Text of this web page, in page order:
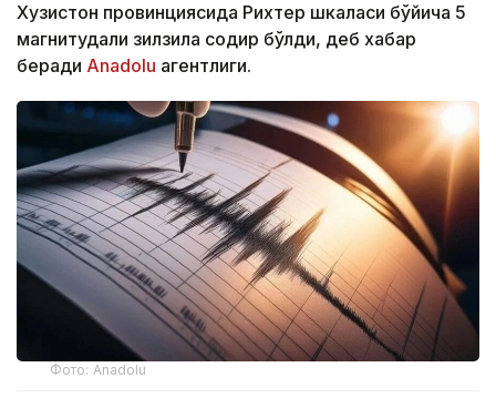
Хузистон провинциясида Рихтер шкаласи бўйича 5
магнитудали зилзила содир бўлди, деб хабар
беради Аnadolu агентлиги.
Фото: Аnadolu